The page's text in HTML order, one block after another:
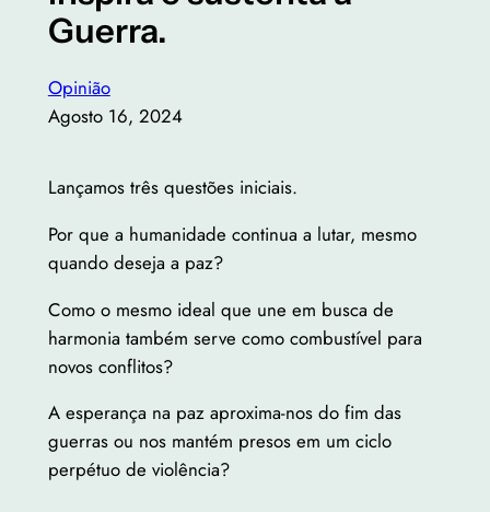
Guerra.
Opinião
Agosto 16, 2024
Lançamos três questões iniciais.
Por que a humanidade continua a lutar, mesmo
quando deseja a paz?
Como o mesmo ideal que une em busca de
harmonia também serve como combustível para
novos conflitos?
A esperança na paz aproxima-nos do fim das
guerras ou nos mantém presos em um ciclo
perpétuo de violência?